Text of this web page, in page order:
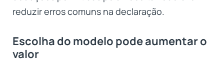
reduzir erros comuns na declaração.
Escolha do modelo pode aumentar o
valor